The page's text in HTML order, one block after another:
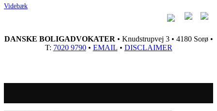
Videbæk
DANSKE BOLIGADVOKATER • Knudstrupvej 3 • 4180 Sorø •
T: 7020 9790• EMAIL • DISCLAIMER